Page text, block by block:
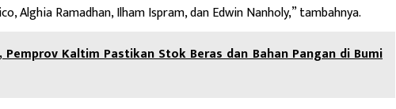
Alghia Ramadhan, Ilham Ispram, dan Edwin Nanholy,” tambahnya.
Pemprov Kaltim Pastikan Stok Beras dan Bahan Pangan di Bumi